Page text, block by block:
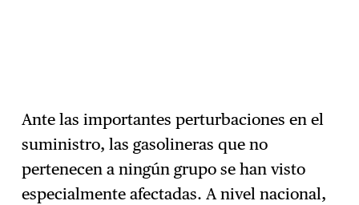
Ante las importantes perturbaciones en el
suministro, las gasolineras que no
pertenecen a ningún grupo se han visto
especialmente afectadas. A nivel nacional,